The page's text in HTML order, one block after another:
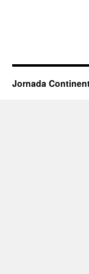
Jornada